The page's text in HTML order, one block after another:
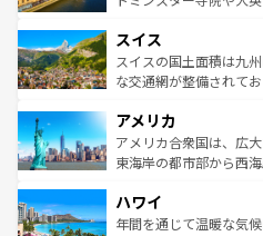
れる地方に足を運ぶと
きるだろう。
を参照してほしい。
は、お酒好きな人にはぜひ体験
ドイツ情報はコンテン
リアごとに異なる魅力
ティー、ビール好きに
戦など、本場だからこ
ンツ一覧を参照してほし
スイス
スイスの国土面積は九
な交通網が整備されて
の建物がそのまま残る
博物館もあり、アルプ
ことができる。国民の
ば市内交通費無料で観光を
着のスイス情報はコン
アメリカ
アメリカ合衆国は、広
東海岸の都市部から西
のような巨大都市は、
ンメントが詰まった刺
ハワイ
年間を通じて温暖な気